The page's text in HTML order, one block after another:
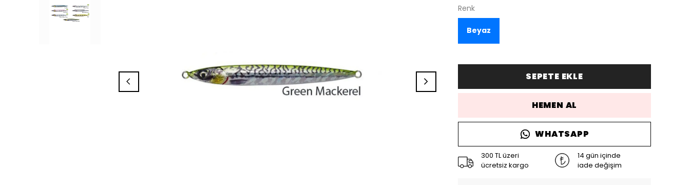
Renk
Beyaz
SEPETE EKLE
HEMEN AL
WHATSAPP
300 TL üzeri
ücretsiz kargo
14 gün içinde
iade değişim